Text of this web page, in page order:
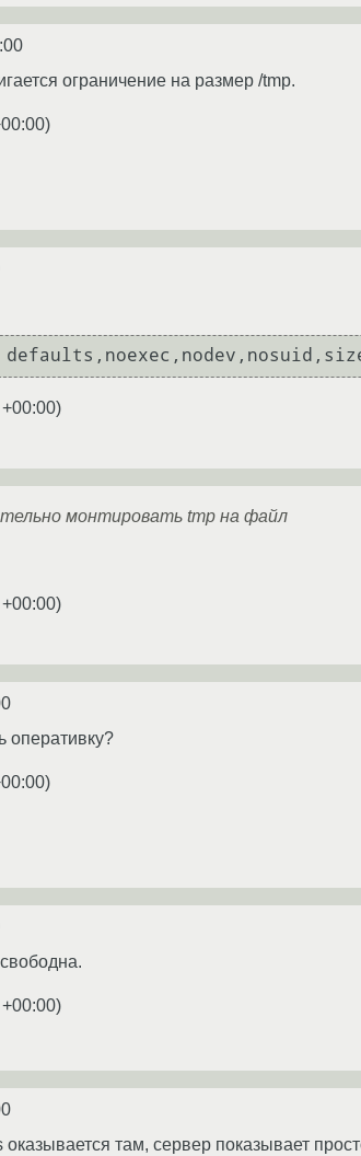
ограничение на размер /tmp.
)
)
монтировать tmp на файл
)
оперативку?
)
)
там, сервер показывает